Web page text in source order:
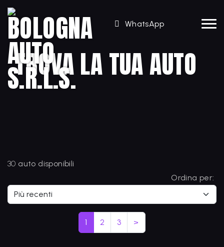
WhatsApp
TROVA LA TUA AUTO
30 auto disponibili
Ordina per:
1 2 3 >